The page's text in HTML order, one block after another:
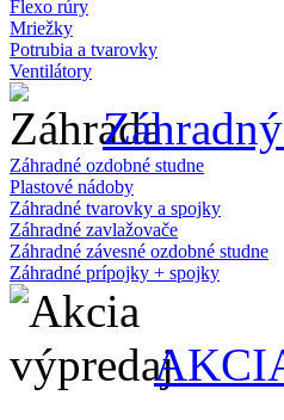
Flexo rúry
Mriežky
Potrubia a tvarovky
Ventilátory
Záhradné ozdobné studne
Plastové nádoby
Záhradné tvarovky a spojky
Záhradné zavlažovače
Záhradné závesné ozdobné studne
Záhradné prípojky + spojky